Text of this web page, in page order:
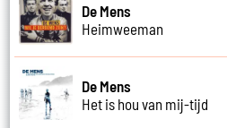
De Mens
Heimweeman
De Mens
Het is hou van mij-tijd